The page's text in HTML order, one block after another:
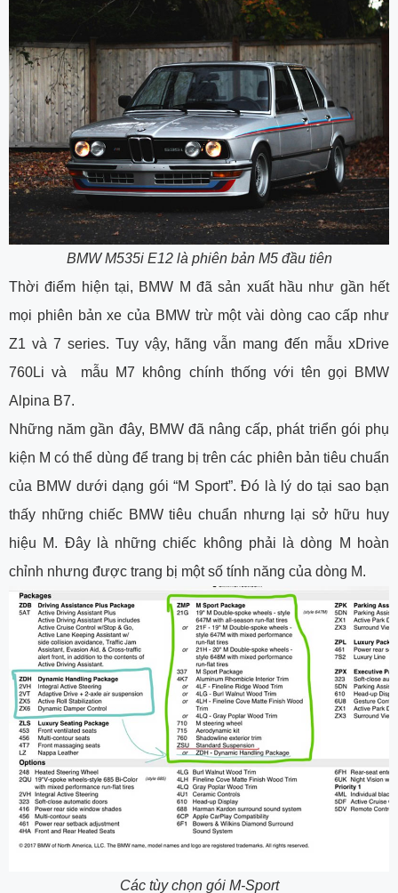
BMW M535i E12 là phiên bản M5 đầu tiên
Thời điểm hiện tại, BMW M đã sản xuất hầu như gần hết
mọi phiên bản xe của BMW trừ một vài dòng cao cấp như
Z1 và 7 series. Tuy vậy, hãng vẫn mang đến mẫu xDrive
760Li và mẫu M7 không chính thống với tên gọi BMW
Alpina B7.
Những năm gần đây, BMW đã nâng cấp, phát triển gói phụ
kiện M có thể dùng để trang bị trên các phiên bản tiêu chuẩn
của BMW dưới dạng gói “M Sport”. Đó là lý do tại sao bạn
thấy những chiếc BMW tiêu chuẩn nhưng lại sở hữu huy
hiệu M. Đây là những chiếc không phải là dòng M hoàn
chỉnh nhưng được trang bị một số tính năng của dòng M.
Các tùy chọn gói M-Sport